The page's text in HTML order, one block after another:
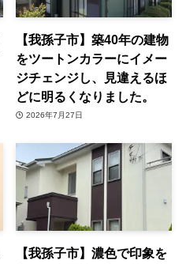
【我孫子市】築40年の建物
をツートンカラーにイメー
ジチェンジし、見違えるほ
どに明るくなりました。
2026年7月27日
【我孫子市】濃色で印象を